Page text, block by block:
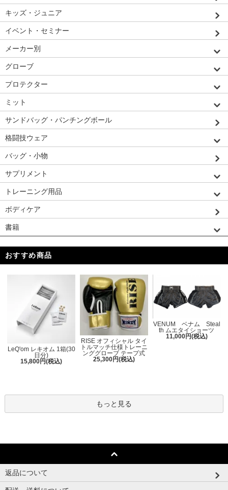
キッズ・ジュニア
イベント・セミナー
メーカー別
グローブ
プロテクター
ミット
サンドバッグ・パンチングボール
格闘技ウェア
バッグ・小物
サプリメント
トレーニング用品
ボディケア
書籍
おすすめ商品
LeQ'om レキオム 1箱(30
日分)
15,800円(税込)
RISE オフィシャル タイ
トルマッチ仕様トレーニ
ンググローブ テープ式
25,300円(税込)
VENUM ベナム Steal
th ムエタイショーツ
11,000円(税込)
もっと見る
返品について